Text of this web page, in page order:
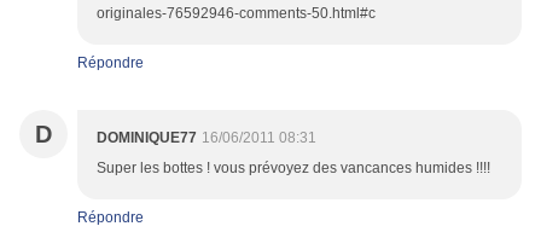
originales-76592946-comments-50.html#c
Répondre
D DOMINIQUE77 16/06/2011 08:31
Super les bottes ! vous prévoyez des vancances humides !!!!
Répondre